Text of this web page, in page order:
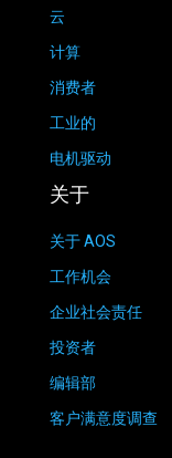
云
计算
消费者
工业的
电机驱动
关于
关于 AOS
工作机会
企业社会责任
投资者
编辑部
客户满意度调查